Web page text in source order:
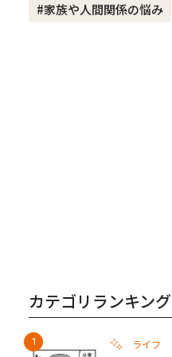
夫婦
#家族や人間関係の悩み
カテゴリランキング
ライフ